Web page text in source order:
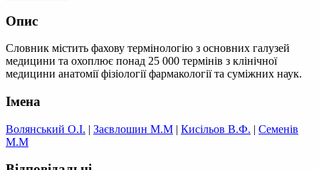
Опис
Словник містить фахову термінологію з основних галузей
медицини та охоплює понад 25 000 термінів з клінічної
медицини анатомії фізіології фармакології та суміжних наук.
Імена
Волянський О.І. | Заєвлошин М.М | Кисільов В.Ф. | Семенів
М.М